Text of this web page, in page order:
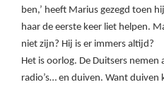
ben,’ heeft Marius gezegd toen hij
haar de eerste keer liet helpen.
niet zijn? Hij is er immers altijd?
Het is oorlog. De Duitsers nemen
radio’s… en duiven. Want duiven